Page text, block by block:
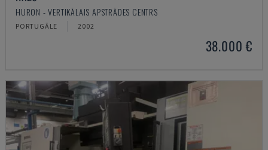
HURON - VERTIKĀLAIS APSTRĀDES CENTRS
PORTUGĀLE 2002
38.000 €